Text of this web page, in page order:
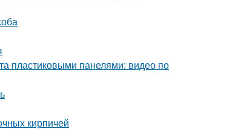
пластиковыми панелями: видео по
кирпичей